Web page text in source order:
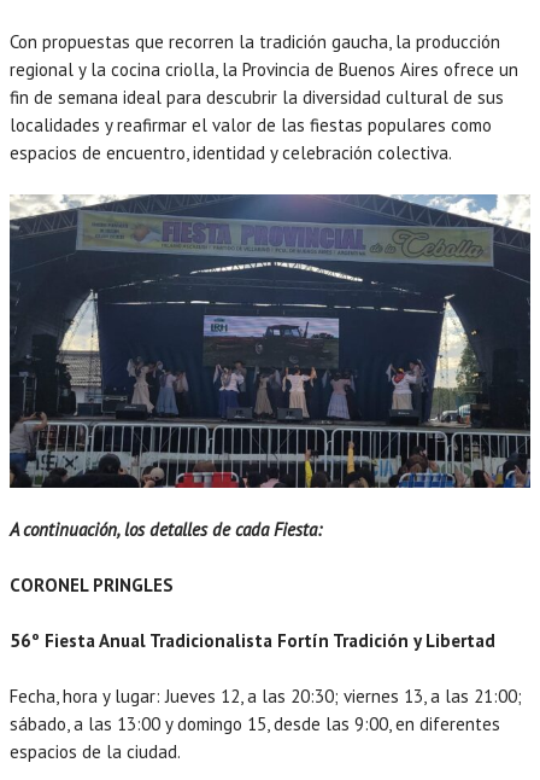
Con propuestas que recorren la tradición gaucha, la producción
regional y la cocina criolla, la Provincia de Buenos Aires ofrece un
fin de semana ideal para descubrir la diversidad cultural de sus
localidades y reafirmar el valor de las fiestas populares como
espacios de encuentro, identidad y celebración colectiva.
A continuación, los detalles de cada Fiesta:
CORONEL PRINGLES
56º Fiesta Anual Tradicionalista Fortín Tradición y Libertad
Fecha, hora y lugar: Jueves 12, a las 20:30; viernes 13, a las 21:00;
sábado, a las 13:00 y domingo 15, desde las 9:00, en diferentes
espacios de la ciudad.